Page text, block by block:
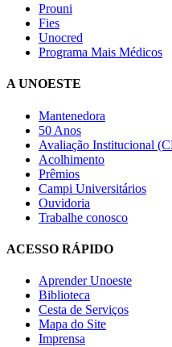
Prouni
Fies
Unocred
Programa Mais Médicos
A UNOESTE
Mantenedora
50 Anos
Avaliação Institucional
Acolhimento
Prêmios
Campi Universitários
Ouvidoria
Trabalhe conosco
ACESSO RÁPIDO
Aprender Unoeste
Biblioteca
Cesta de Serviços
Mapa do Site
Imprensa